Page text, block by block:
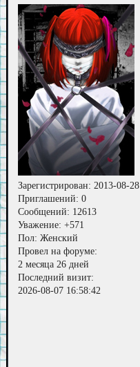
Зарегистрирован: 2013-08-28
Приглашений: 0
Сообщений: 12613
Уважение: +571
Пол: Женский
Провел на форуме:
2 месяца 26 дней
Последний визит:
2026-08-07 16:58:42